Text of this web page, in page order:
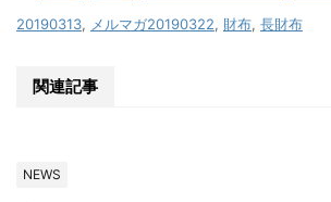
20190313, メルマガ20190322, 財布, 長財布
関連記事
NEWS